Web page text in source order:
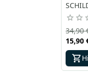
15,90
34,90